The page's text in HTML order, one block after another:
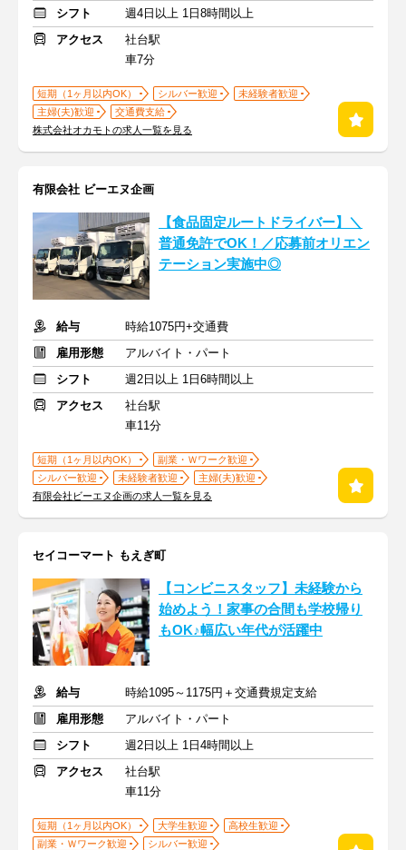
シフト
週4日以上 1日8時間以上
アクセス
社台駅
車7分
短期（1ヶ月以内OK） シルバー歓迎
未経験者歓迎
主婦(夫)歓迎
交通費支給
株式会社オカモトの求人一覧を見る
有限会社 ビーエヌ企画
【食品固定ルートドライバー】＼
普通免許でOK！／応募前オリエン
テーション実施中◎
給与
時給1075円+交通費
雇用形態
アルバイト・パート
シフト
週2日以上 1日6時間以上
アクセス
社台駅
車11分
短期（1ヶ月以内OK）
副業・Ｗワーク歓迎
シルバー歓迎
未経験者歓迎
主婦(夫)歓迎
有限会社ビーエヌ企画の求人一覧を見る
セイコーマート もえぎ町
【コンビニスタッフ】未経験から
始めよう！家事の合間も学校帰り
もOK♪幅広い年代が活躍中
給与
時給1095～1175円＋交通費規定支給
雇用形態
アルバイト・パート
シフト
週2日以上 1日4時間以上
アクセス
社台駅
車11分
短期（1ヶ月以内OK） 大学生歓迎
高校生歓迎
副業・Ｗワーク歓迎
シルバー歓迎